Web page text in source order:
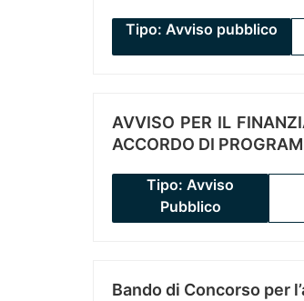
Tipo: Avviso pubblico
AVVISO PER IL
ACCORDO DI
Tipo: Avviso
Pubblico
Bando di Concorso per